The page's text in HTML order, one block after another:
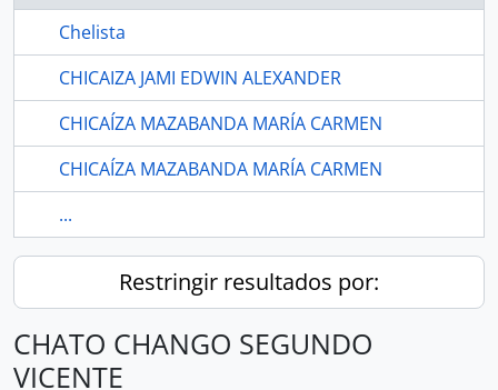
Chelista
CHICAIZA JAMI EDWIN ALEXANDER
CHICAÍZA MAZABANDA MARÍA CARMEN
CHICAÍZA MAZABANDA MARÍA CARMEN
...
Restringir resultados por:
CHATO CHANGO SEGUNDO
VICENTE